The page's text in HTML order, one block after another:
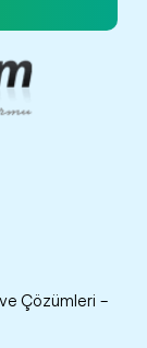
ve Çözümleri –